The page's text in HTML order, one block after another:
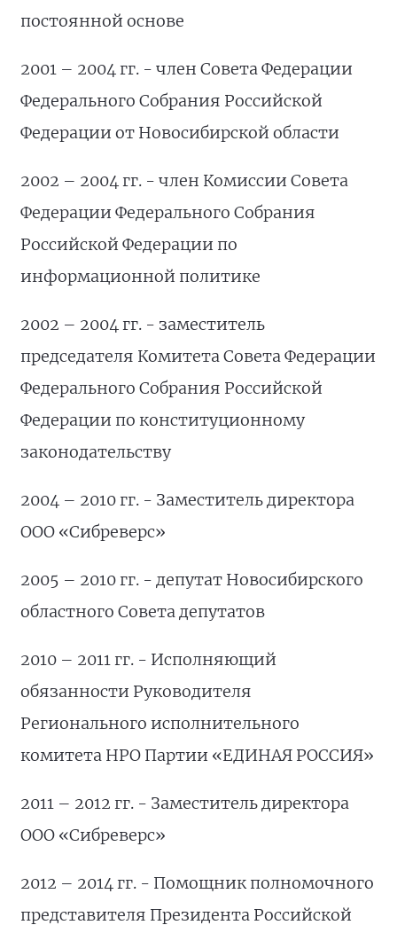
постоянной основе
2001 – 2004 гг. - член Совета Федерации
Федерального Собрания Российской
Федерации от Новосибирской области
2002 – 2004 гг. - член Комиссии Совета
Федерации Федерального Собрания
Российской Федерации по
информационной политике
2002 – 2004 гг. - заместитель
председателя Комитета Совета Федерации
Федерального Собрания Российской
Федерации по конституционному
законодательству
2004 – 2010 гг. - Заместитель директора
ООО «Сибреверс»
2005 – 2010 гг. - депутат Новосибирского
областного Совета депутатов
2010 – 2011 гг. - Исполняющий
обязанности Руководителя
Регионального исполнительного
комитета НРО Партии «ЕДИНАЯ РОССИЯ»
2011 – 2012 гг. - Заместитель директора
ООО «Сибреверс»
2012 – 2014 гг. - Помощник полномочного
представителя Президента Российской